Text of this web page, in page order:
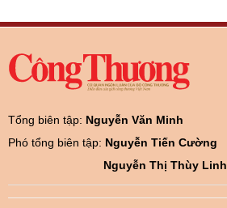
Tổng biên tập: Nguyễn Văn Minh
Phó tổng biên tập: Nguyễn Tiến Cường
Nguyễn Thị Thùy Linh